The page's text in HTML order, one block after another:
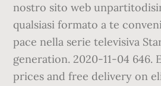
nostro sito web
qualsiasi formato a te
pace nella serie televisiva
generation. 2020-11-04 646.
prices and free delivery on